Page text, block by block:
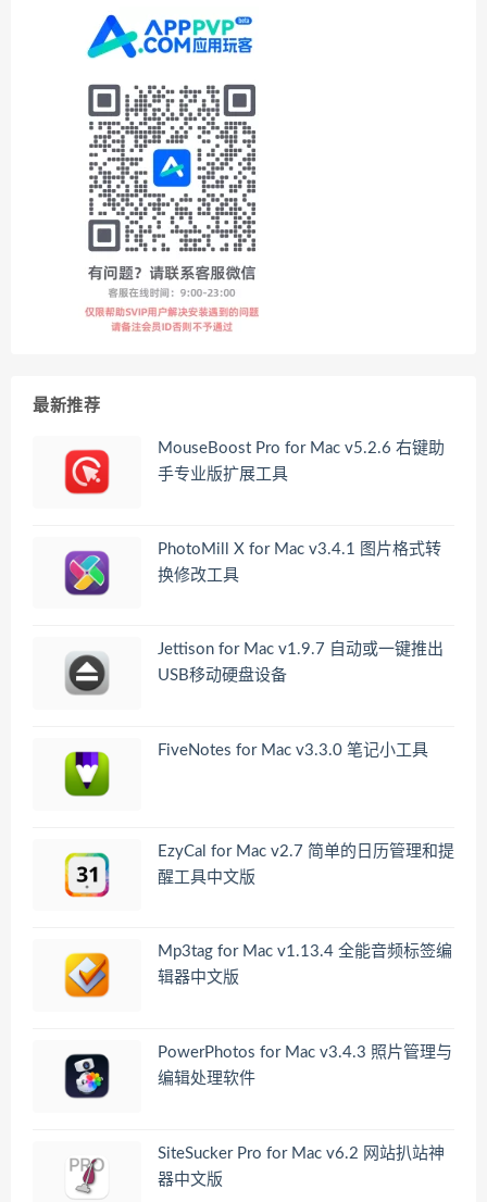
最新推荐
MouseBoost Pro for Mac v5.2.6 右键助
手专业版扩展工具
PhotoMill X for Mac v3.4.1 图片格式转
换修改工具
Jettison for Mac v1.9.7 自动或一键推出
USB移动硬盘设备
FiveNotes for Mac v3.3.0 笔记小工具
EzyCal for Mac v2.7 简单的日历管理和提
醒工具中文版
Mp3tag for Mac v1.13.4 全能音频标签编
辑器中文版
PowerPhotos for Mac v3.4.3 照片管理与
编辑处理软件
SiteSucker Pro for Mac v6.2 网站扒站神
器中文版